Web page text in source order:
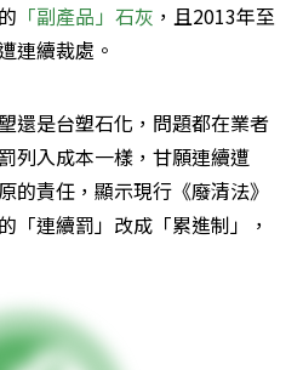
「副產品」石灰 ，且2013年至
連續裁處。
還是台塑石化，問題都在業者
列入成本一樣，甘願連續遭
的責任，顯示現行《廢清法》
「連續罰」改成「累進制」，